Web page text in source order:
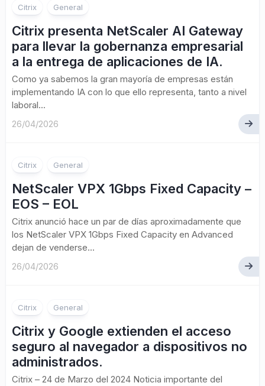
Citrix General
Citrix presenta NetScaler AI Gateway
para llevar la gobernanza empresarial
a la entrega de aplicaciones de IA.
Como ya sabemos la gran mayoría de empresas están
implementando IA con lo que ello representa, tanto a nivel
laboral...
26/04/2026
Citrix General
NetScaler VPX 1Gbps Fixed Capacity –
EOS – EOL
Citrix anunció hace un par de días aproximadamente que
los NetScaler VPX 1Gbps Fixed Capacity en Advanced
dejan de venderse...
26/04/2026
Citrix General
Citrix y Google extienden el acceso
seguro al navegador a dispositivos no
administrados.
Citrix – 24 de Marzo del 2024 Noticia importante del